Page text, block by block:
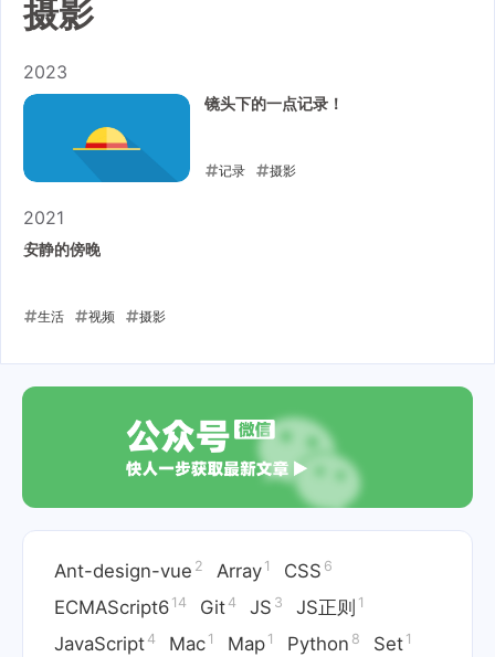
摄影
2023
镜头下的一点记录！
记录 摄影
2021
安静的傍晚
生活 视频 摄影
Ant-design-vue 2 Array 1 CSS 6
ECMAScript6 14 Git 4 JS 3 JS正则 1
JavaScript 4 Mac 1 Map 1 Python 8 Set 1